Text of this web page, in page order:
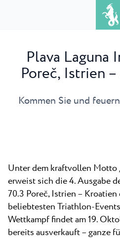
Home
Unterkunft
Glamping
Naturist
Alle Unterkünfte
Camping Bijela Uvala
Camping Zelena Laguna
Camping Puntica
Camping Stella Maris
Camping Savudrija
Camping Finida
Camping Kanegra
Erkunden
Istria Experience
Reiseziele
Veranstaltungen
Strände
Angebote
Istra Camping Club
Neu
Anmelden
Hrvatski
Italiano
Nederlands
Slovenščina
Plava Laguna
Poreč, Istrien
Kommen Sie und
Unter dem kraftvollen Motto
erweist sich die 4. Ausgabe
70.3 Poreč, Istrien –
beliebtesten Triathlon-
Wettkampf findet am 19.
bereits ausverkauft – ganze